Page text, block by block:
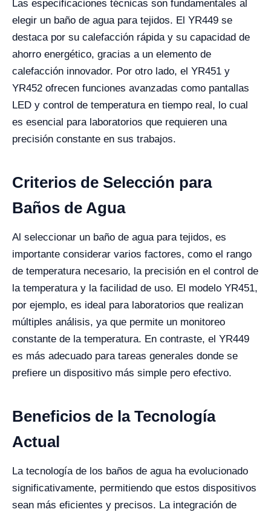
Las especificaciones técnicas son fundamentales al
elegir un baño de agua para tejidos. El YR449 se
destaca por su calefacción rápida y su capacidad de
ahorro energético, gracias a un elemento de
calefacción innovador. Por otro lado, el YR451 y
YR452 ofrecen funciones avanzadas como pantallas
LED y control de temperatura en tiempo real, lo cual
es esencial para laboratorios que requieren una
precisión constante en sus trabajos.
Criterios de Selección para
Baños de Agua
Al seleccionar un baño de agua para tejidos, es
importante considerar varios factores, como el rango
de temperatura necesario, la precisión en el control de
la temperatura y la facilidad de uso. El modelo YR451,
por ejemplo, es ideal para laboratorios que realizan
múltiples análisis, ya que permite un monitoreo
constante de la temperatura. En contraste, el YR449
es más adecuado para tareas generales donde se
prefiere un dispositivo más simple pero efectivo.
Beneficios de la Tecnología
Actual
La tecnología de los baños de agua ha evolucionado
significativamente, permitiendo que estos dispositivos
sean más eficientes y precisos. La integración de